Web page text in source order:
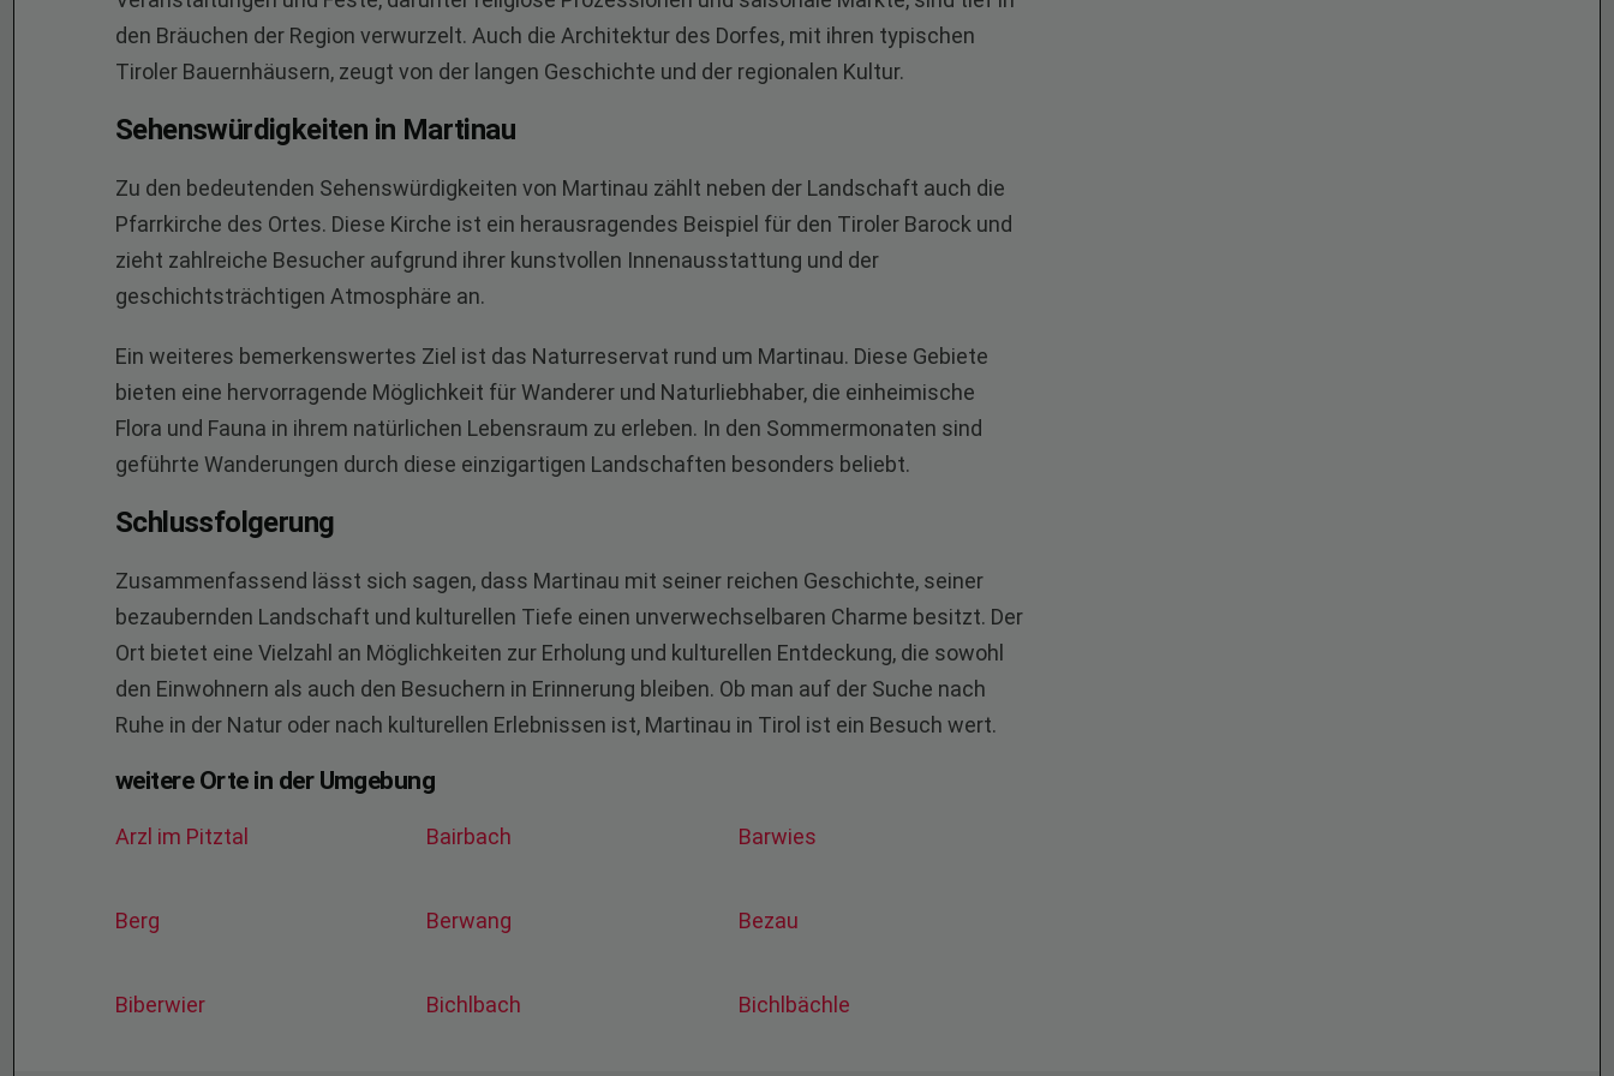
den Bräuchen der Region verwurzelt. Auch die Architektur des Dorfes, mit ihren typischen
Tiroler Bauernhäusern, zeugt von der langen Geschichte und der regionalen Kultur.
Sehenswürdigkeiten in Martinau
Zu den bedeutenden Sehenswürdigkeiten von Martinau zählt neben der Landschaft auch die
Pfarrkirche des Ortes. Diese Kirche ist ein herausragendes Beispiel für den Tiroler Barock und
zieht zahlreiche Besucher aufgrund ihrer kunstvollen Innenausstattung und der
geschichtsträchtigen Atmosphäre an.
Ein weiteres bemerkenswertes Ziel ist das Naturreservat rund um Martinau. Diese Gebiete
bieten eine hervorragende Möglichkeit für Wanderer und Naturliebhaber, die einheimische
Flora und Fauna in ihrem natürlichen Lebensraum zu erleben. In den Sommermonaten sind
geführte Wanderungen durch diese einzigartigen Landschaften besonders beliebt.
Schlussfolgerung
Zusammenfassend lässt sich sagen, dass Martinau mit seiner reichen Geschichte, seiner
bezaubernden Landschaft und kulturellen Tiefe einen unverwechselbaren Charme besitzt. Der
Ort bietet eine Vielzahl an Möglichkeiten zur Erholung und kulturellen Entdeckung, die sowohl
den Einwohnern als auch den Besuchern in Erinnerung bleiben. Ob man auf der Suche nach
Ruhe in der Natur oder nach kulturellen Erlebnissen ist, Martinau in Tirol ist ein Besuch wert.
weitere Orte in der Umgebung
Arzl im Pitztal Bairbach Barwies
Berg Berwang Bezau
Biberwier Bichlbach Bichlbächle